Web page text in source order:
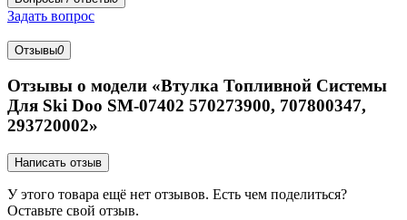
Задать вопрос
Отзывы0
Отзывы о модели «Втулка Топливной Системы
Для Ski Doo SM-07402 570273900, 707800347,
293720002»
Написать отзыв
У этого товара ещё нет отзывов. Есть чем поделиться?
Оставьте свой отзыв.